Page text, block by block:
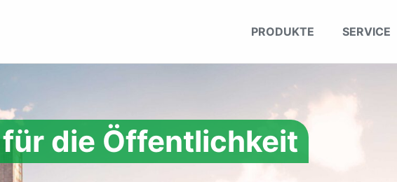
PRODUKTE SERVICE
die Öffentlichkeit